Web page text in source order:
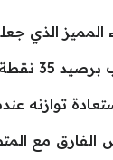
الذي
برصيد 22 نقطة.
يواجه